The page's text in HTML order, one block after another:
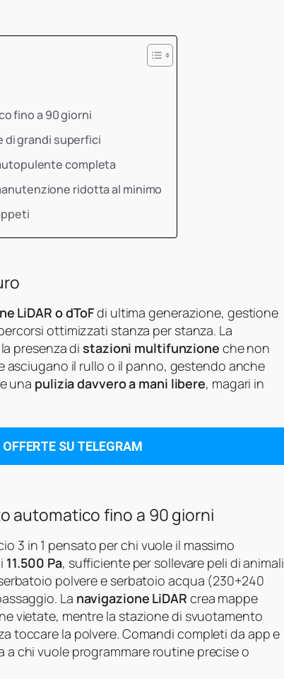
fino a 90 giorni
di grandi superfici
completa
ridotta al minimo
LiDAR o dToFdi ultima generazione, gestione
ottimizzati stanza per stanza. La
presenza distazioni multifunzione che non
asciugano il rullo o il panno, gestendo anche
una pulizia davvero a mani libere, magari in
SU TELEGRAM
automatico fino a 90 giorni
3 in 1 pensato per chi vuole il massimo
11.500 Pa, sufficiente per sollevare peli di animali
polvere e serbatoio acqua (230+240
La navigazione LiDAR crea mappe
vietate, mentre la stazione di svuotamento
toccare la polvere. Comandi completi da app e
chi vuole programmare routine precise o